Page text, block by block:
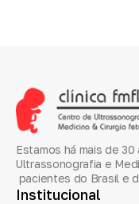
Estamos há mais de
Ultrassonografia e
pacientes do Brasil e
Institucional